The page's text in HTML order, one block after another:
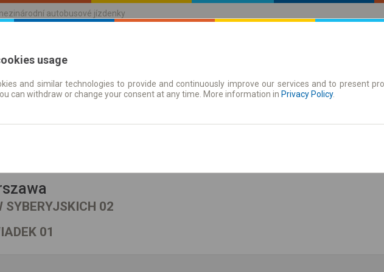
autobusové jízdenky
Jízdni řády a jízdenky Časové jízdenky
SYBERYJSKICH 02
01
usage
and similar technologies to provide and continuously improve our services and to present
can withdraw or change your consent at any time. More information in Privacy Policy.